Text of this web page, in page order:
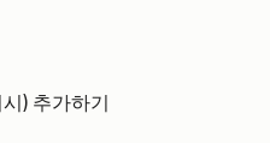
) 추가하기